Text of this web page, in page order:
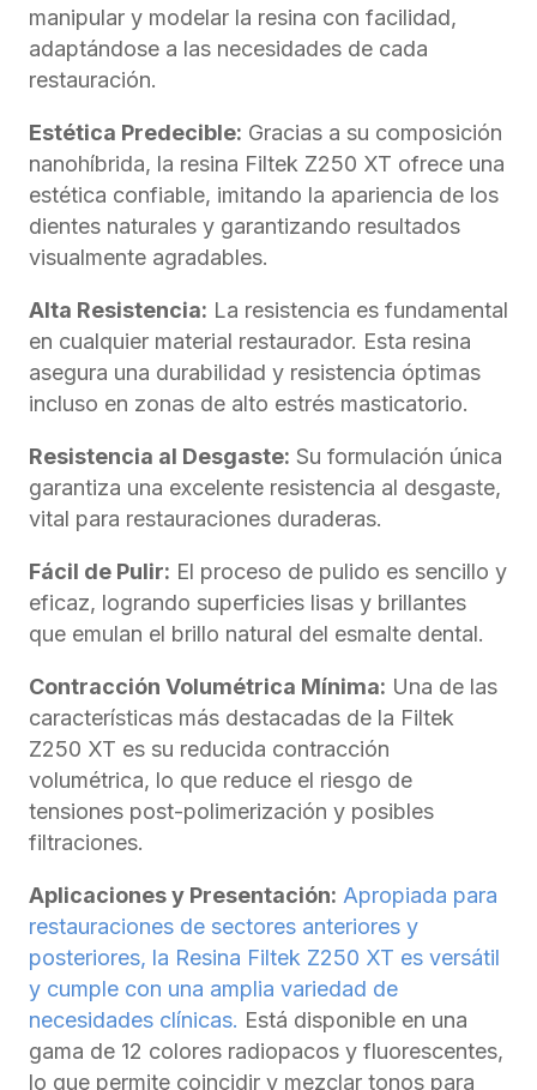
manipular y modelar la resina con facilidad,
adaptándose a las necesidades de cada
restauración.
Estética Predecible: Gracias a su composición
nanohíbrida, la resina Filtek Z250 XT ofrece una
estética confiable, imitando la apariencia de los
dientes naturales y garantizando resultados
visualmente agradables.
Alta Resistencia: La resistencia es fundamental
en cualquier material restaurador. Esta resina
asegura una durabilidad y resistencia óptimas
incluso en zonas de alto estrés masticatorio.
Resistencia al Desgaste: Su formulación única
garantiza una excelente resistencia al desgaste,
vital para restauraciones duraderas.
Fácil de Pulir: El proceso de pulido es sencillo y
eficaz, logrando superficies lisas y brillantes
que emulan el brillo natural del esmalte dental.
Contracción Volumétrica Mínima: Una de las
características más destacadas de la Filtek
Z250 XT es su reducida contracción
volumétrica, lo que reduce el riesgo de
tensiones post-polimerización y posibles
filtraciones.
Aplicaciones y Presentación: Apropiada para
restauraciones de sectores anteriores y
posteriores, la Resina Filtek Z250 XT es versátil
y cumple con una amplia variedad de
necesidades clínicas. Está disponible en una
gama de 12 colores radiopacos y fluorescentes,
lo que permite coincidir y mezclar tonos para